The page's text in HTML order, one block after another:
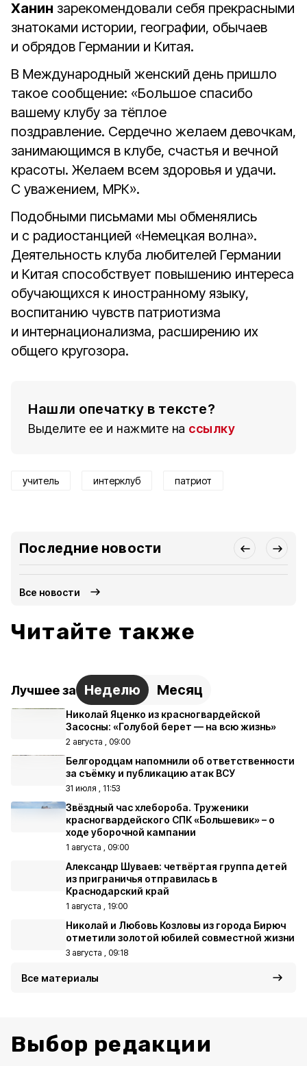
Ханин зарекомендовали себя прекрасными
знатоками истории, географии, обычаев
и обрядов Германии и Китая.
В Международный женский день пришло
такое сообщение: «Большое спасибо
вашему клубу за тёплое
поздравление. Сердечно желаем девочкам,
занимающимся в клубе, счастья и вечной
красоты. Желаем всем здоровья и удачи.
С уважением, МРК».
Подобными письмами мы обменялись
и с радиостанцией «Немецкая волна».
Деятельность клуба любителей Германии
и Китая способствует повышению интереса
обучающихся к иностранному языку,
воспитанию чувств патриотизма
и интернационализма, расширению их
общего кругозора.
Нашли опечатку в тексте?
Выделите ее и нажмите на ссылку
учитель интерклуб патриот
Последние новости
Все новости
Читайте также
Лучшее за Неделю Месяц
Николай Яценко из красногвардейской
Засосны: «Голубой берет — на всю жизнь»
2 августа , 09:00
Белгородцам напомнили об ответственности
за съёмку и публикацию атак ВСУ
31 июля , 11:53
Звёздный час хлебороба. Труженики
красногвардейского СПК «Большевик» – о
ходе уборочной кампании
1 августа , 09:00
Александр Шуваев: четвёртая группа детей
из приграничья отправилась в
Краснодарский край
1 августа , 19:00
Николай и Любовь Козловы из города Бирюч
отметили золотой юбилей совместной жизни
3 августа , 09:18
Все материалы
Выбор редакции